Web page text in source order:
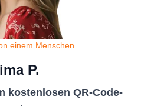
einem Menschen
P.
kostenlosen QR-Code-